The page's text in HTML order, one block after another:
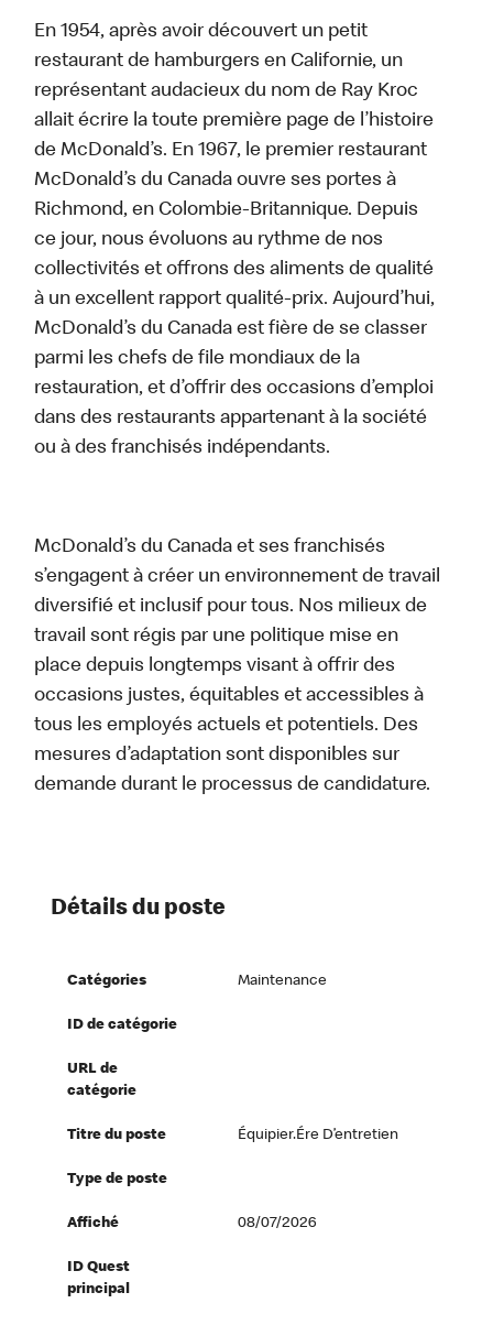
En 1954, après avoir découvert un petit
restaurant de hamburgers en Californie, un
représentant audacieux du nom de Ray Kroc
allait écrire la toute première page de l’histoire
de McDonald’s. En 1967, le premier restaurant
McDonald’s du Canada ouvre ses portes à
Richmond, en Colombie-Britannique. Depuis
ce jour, nous évoluons au rythme de nos
collectivités et offrons des aliments de qualité
à un excellent rapport qualité-prix. Aujourd’hui,
McDonald’s du Canada est fière de se classer
parmi les chefs de file mondiaux de la
restauration, et d’offrir des occasions d’emploi
dans des restaurants appartenant à la société
ou à des franchisés indépendants.
McDonald’s du Canada et ses franchisés
s’engagent à créer un environnement de travail
diversifié et inclusif pour tous. Nos milieux de
travail sont régis par une politique mise en
place depuis longtemps visant à offrir des
occasions justes, équitables et accessibles à
tous les employés actuels et potentiels. Des
mesures d’adaptation sont disponibles sur
demande durant le processus de candidature.
Détails du poste
Catégories Maintenance
ID de catégorie
URL de
catégorie
Titre du poste Équipier.ére D’entretien
Type de poste
Affiché 08/07/2026
ID Quest
principal